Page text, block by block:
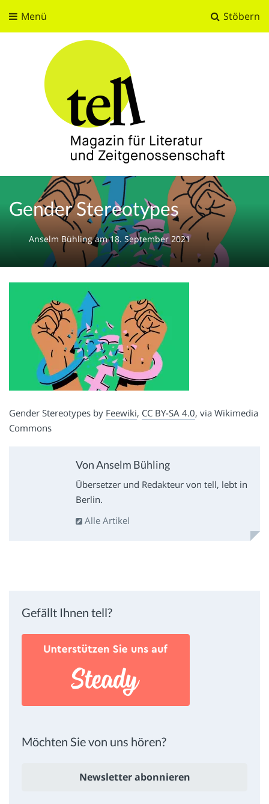
Stöbern
Menü
tell
Magazin für Literatur und Zeitgenossenschaft
Gender Stereotypes
Anselm Bühlingam 18. September 2021
Gender Stereotypes by Feewiki, CC BY-SA 4.0, via Wikimedia
Commons
Von Anselm Bühling
Übersetzer und Redakteur von tell, lebt in
Berlin.
Alle Artikel
Gefällt Ihnen tell?
Möchten Sie von uns hören?
Newsletter abonnieren